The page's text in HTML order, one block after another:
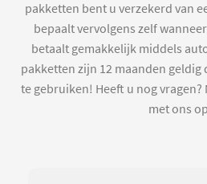
pakketten bent u verzekerd van
bepaalt vervolgens zelf
betaalt gemakkelijk middels
pakketten zijn 12 maanden geldig
te gebruiken! Heeft u nog
met ons